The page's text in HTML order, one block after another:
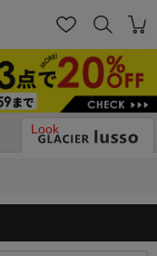
Look